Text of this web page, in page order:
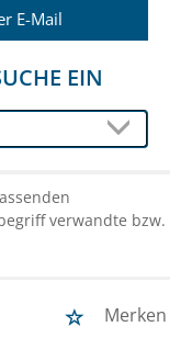
E-Mail
EIN
verwandte bzw.
Merken